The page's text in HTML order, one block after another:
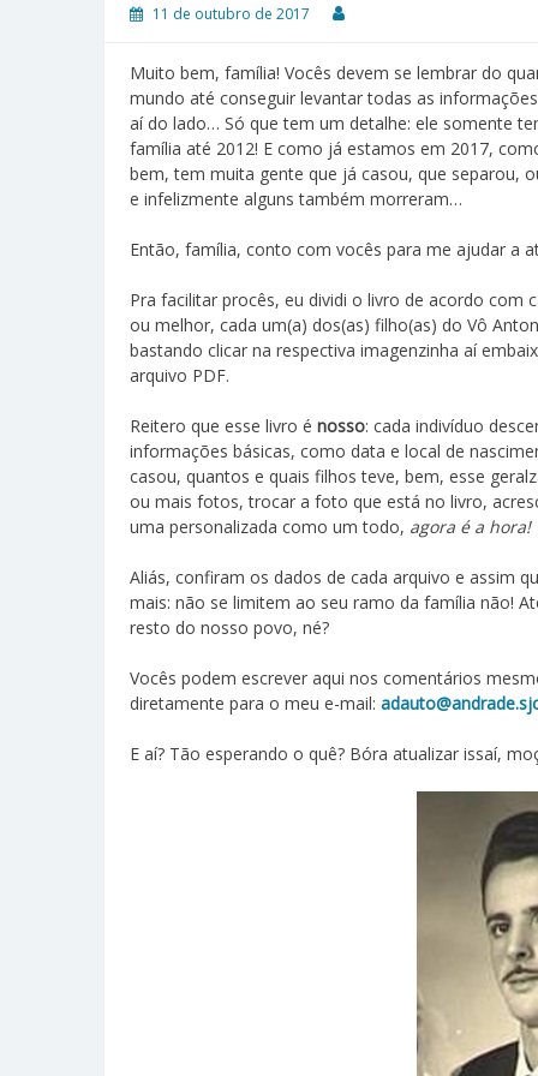
11 de outubro de 2017
Muito bem, família! Vocês devem se lembrar do
mundo até conseguir levantar todas as
aí do lado… Só que tem um detalhe: ele somente
família até 2012! E como já estamos em 2017,
bem, tem muita gente que já casou, que separou,
e infelizmente alguns também morreram…
Então, família, conto com vocês para me ajudar a
Pra facilitar procês, eu dividi o livro de acordo com
ou melhor, cada um(a) dos(as) filho(as) do Vô
bastando clicar na respectiva imagenzinha aí
arquivo PDF.
Reitero que esse livro é nosso: cada indivíduo
informações básicas, como data e local de
casou, quantos e quais filhos teve, bem, esse
ou mais fotos, trocar a foto que está no livro,
uma personalizada como um todo, agora é a hora!
Aliás, confiram os dados de cada arquivo e assim
mais: não se limitem ao seu ramo da família não!
resto do nosso povo, né?
Vocês podem escrever aqui nos comentários
diretamente para o meu e-mail:
E aí? Tão esperando o quê? Bóra atualizar issaí,